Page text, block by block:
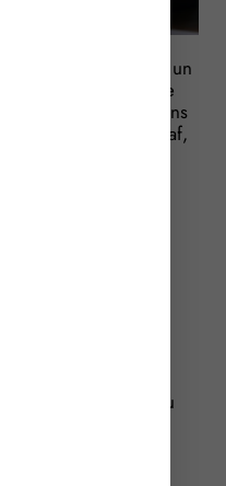
un chantier situé sur un
société, qui estime
pas y pénétrer sans
partage pas l’Urssaf,
le travail
Urssaf
sans
la lutte contre le
disposent de
notamment entrer
avoir à obtenir, au
ou de son